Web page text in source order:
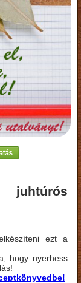
ezt a
hogy nyerhess